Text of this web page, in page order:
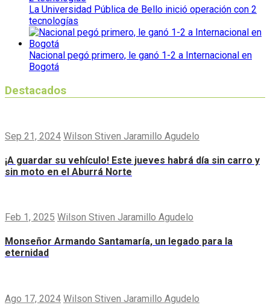
La Universidad Pública de Bello inició operación con 2
tecnologías
Nacional pegó primero, le ganó 1-2 a Internacional en
Bogotá
Destacados
Sep 21, 2024 Wilson Stiven Jaramillo Agudelo
¡A guardar su vehículo! Este jueves habrá día sin carro y
sin moto en el Aburrá Norte
Feb 1, 2025 Wilson Stiven Jaramillo Agudelo
Monseñor Armando Santamaría, un legado para la
eternidad
Ago 17, 2024 Wilson Stiven Jaramillo Agudelo